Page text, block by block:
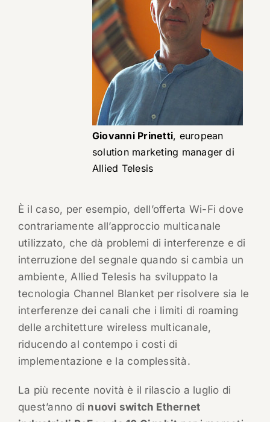
Giovanni Prinetti, european
solution marketing manager di
Allied Telesis
È il caso, per esempio, dell’offerta Wi-Fi dove
contrariamente all’approccio multicanale
utilizzato, che dà problemi di interferenze e di
interruzione del segnale quando si cambia un
ambiente, Allied Telesis ha sviluppato la
tecnologia Channel Blanket per risolvere sia le
interferenze dei canali che i limiti di roaming
delle architetture wireless multicanale,
riducendo al contempo i costi di
implementazione e la complessità.
La più recente novità è il rilascio a luglio di
quest’anno di nuovi switch Ethernet